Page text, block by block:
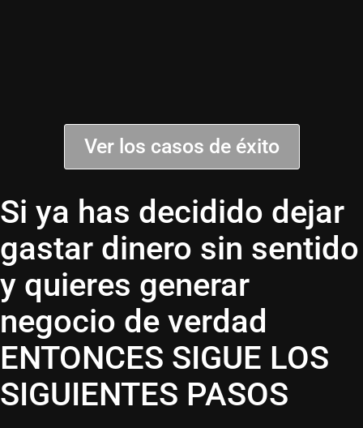
Ver los casos de éxito
Si ya has decidido dejar
gastar dinero sin sentido
y quieres generar
negocio de verdad
ENTONCES SIGUE LOS
SIGUIENTES PASOS